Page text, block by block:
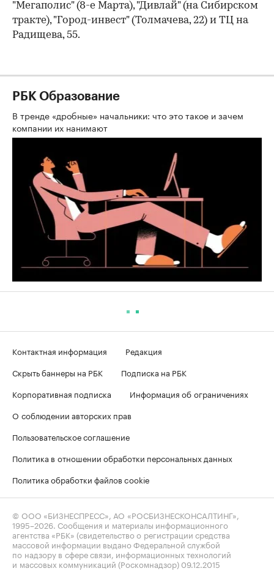
"Мегаполис" (8-е Марта), "Дивлай" (на Сибирском
тракте), "Город-инвест" (Толмачева, 22) и ТЦ на
Радищева, 55.
РБК Образование
В тренде «дробные» начальники: что это такое и зачем
компании их нанимают
Контактная информация
Редакция
Скрыть баннеры на РБК
Подписка на РБК
Корпоративная подписка
Информация об ограничениях
О соблюдении авторских прав
Пользовательское соглашение
Политика в отношении обработки персональных данных
Политика обработки файлов cookie
© ООО «БИЗНЕСПРЕСС», АО «РОСБИЗНЕСКОНСАЛТИНГ»,
1995–2026. Сообщения и материалы информационного
агентства «РБК» (свидетельство о регистрации средства
массовой информации выдано Федеральной службой
по надзору в сфере связи, информационных технологий
и массовых коммуникаций (Роскомнадзор) 09.12.2015